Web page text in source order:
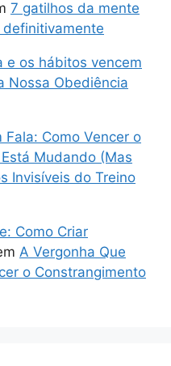
7 gatilhos da mente
e os hábitos vencem
Nossa Obediência
Fala: Como Vencer o
Mudando (Mas
Invisíveis do Treino
Como Criar
A Vergonha Que
o Constrangimento